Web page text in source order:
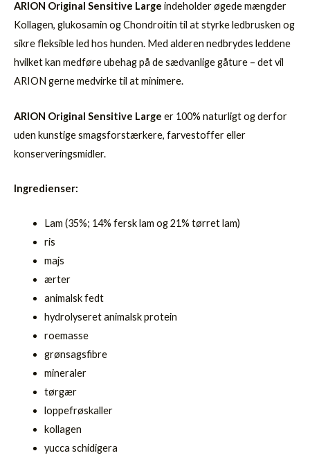
ARION Original Sensitive Large indeholder øgede mængder
Kollagen, glukosamin og Chondroitin til at styrke ledbrusken og
sikre fleksible led hos hunden. Med alderen nedbrydes leddene
hvilket kan medføre ubehag på de sædvanlige gåture – det vil
ARION gerne medvirke til at minimere.
ARION Original Sensitive Large er 100% naturligt og derfor
uden kunstige smagsforstærkere, farvestoffer eller
konserveringsmidler.
Ingredienser:
Lam (35%; 14% fersk lam og 21% tørret lam)
ris
majs
ærter
animalsk fedt
hydrolyseret animalsk protein
roemasse
grønsagsfibre
mineraler
tørgær
loppefrøskaller
kollagen
yucca schidigera